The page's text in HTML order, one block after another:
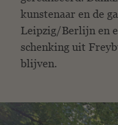
kunstenaar en de
Leipzig/Berlijn en
schenking uit
blijven.